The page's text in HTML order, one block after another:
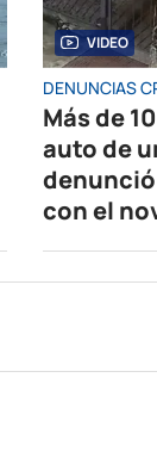
VIDEO
DENUNCIAS
Más de
auto de
con el